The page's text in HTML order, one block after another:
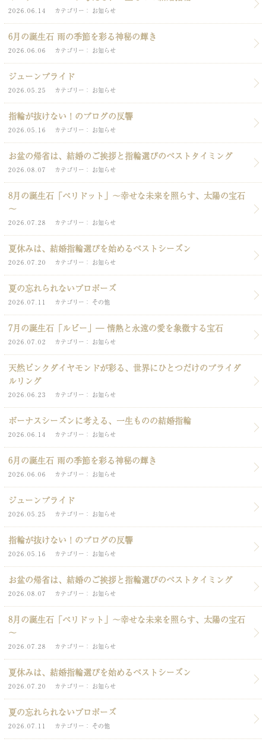
2026.06.14 カテゴリー お知らせ
6月の誕生石 雨の季節を彩る神秘の輝き
2026.06.06 カテゴリー お知らせ
ジューンブライド
2026.05.25 カテゴリー お知らせ
指輪が抜けない！のブログの反響
2026.05.16 カテゴリー お知らせ
お盆の帰省は、結婚のご挨拶と指輪選びのベストタイミング
2026.08.07 カテゴリー お知らせ
8月の誕生石「ペリドット」～幸せな未来を照らす、太陽の宝石
～
2026.07.28 カテゴリー お知らせ
夏休みは、結婚指輪選びを始めるベストシーズン
2026.07.20 カテゴリー お知らせ
夏の忘れられないプロポーズ
2026.07.11 カテゴリー その他
7月の誕生石「ルビー」― 情熱と永遠の愛を象徴する宝石
2026.07.02 カテゴリー お知らせ
天然ピンクダイヤモンドが彩る、世界にひとつだけのブライダ
ルリング
2026.06.23 カテゴリー お知らせ
ボーナスシーズンに考える、一生ものの結婚指輪
2026.06.14 カテゴリー お知らせ
6月の誕生石 雨の季節を彩る神秘の輝き
2026.06.06 カテゴリー お知らせ
ジューンブライド
2026.05.25 カテゴリー お知らせ
指輪が抜けない！のブログの反響
2026.05.16 カテゴリー お知らせ
お盆の帰省は、結婚のご挨拶と指輪選びのベストタイミング
2026.08.07 カテゴリー お知らせ
8月の誕生石「ペリドット」～幸せな未来を照らす、太陽の宝石
～
2026.07.28 カテゴリー お知らせ
夏休みは、結婚指輪選びを始めるベストシーズン
2026.07.20 カテゴリー お知らせ
夏の忘れられないプロポーズ
2026.07.11 カテゴリー その他